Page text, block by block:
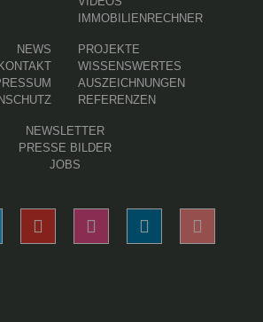
IMMOBILIENRECHNER
NEWS
PROJEKTE
WISSENSWERTES
AUSZEICHNUNGEN
REFERENZEN
NEWSLETTER
PRESSE BILDER
JOBS